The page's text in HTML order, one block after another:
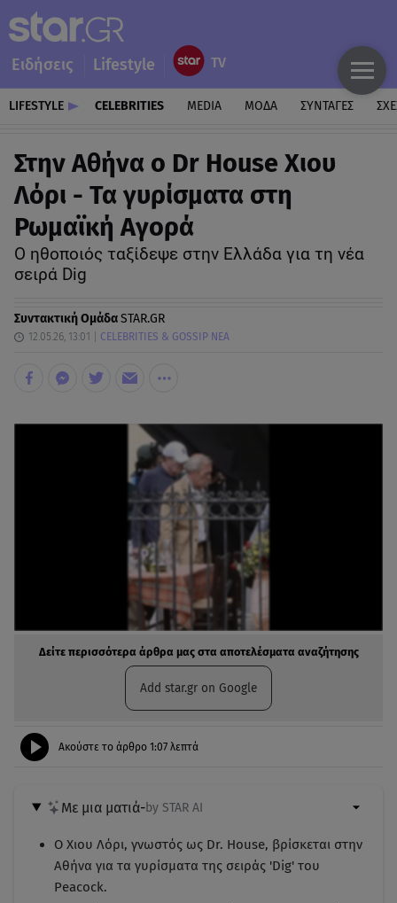
Ειδήσεις Lifestyle
LIFESTYLE CELEBRITIES MEDIA ΜΟΔΑ ΣΥΝΤΑΓΕΣ
Στην Αθήνα ο Dr House Χιου
Λόρι - Τα γυρίσματα στη
Ρωμαϊκή Αγορά
Ο ηθοποιός ταξίδεψε στην Ελλάδα για τη νέα
σειρά Dig
Συντακτική ΟμάδαSTAR.GR
12.05.26, 13:01 CELEBRITIES & GOSSIP ΝΕΑ
Δείτε περισσότερα άρθρα μας στα αποτελέσματα αναζήτησης
Add star.gr on Google
Ακούστε το άρθρο 1:07 λεπτά
Με μια ματιά-by STAR AI
Ο Χιου Λόρι, γνωστός ως Dr. House, βρίσκεται στην
Αθήνα για τα γυρίσματα της σειράς 'Dig' του
Peacock.